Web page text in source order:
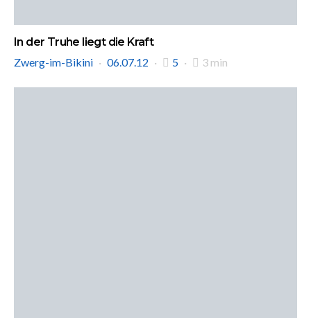
In der Truhe liegt die Kraft
Zwerg-im-Bikini
06.07.12 5 3 min